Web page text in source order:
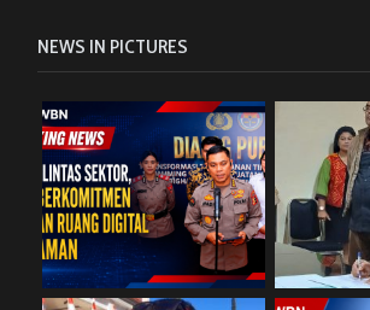
NEWS IN PICTURES